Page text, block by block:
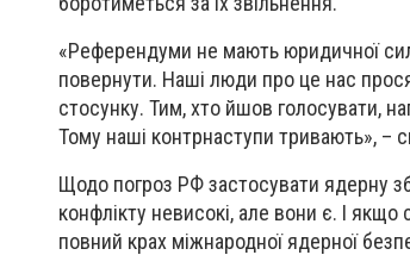
«Референдуми не мають юридичної
повернути. Наші люди про це нас
стосунку. Тим, хто йшов голосувати,
Тому наші контрнаступи тривають», –
Щодо погроз РФ застосувати ядерну
конфлікту невисокі, але вони є. І якщо
повний крах міжнародної ядерної